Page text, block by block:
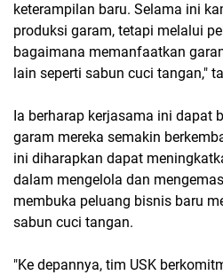
keterampilan baru. Selama ini
produksi garam, tetapi melalui
bagaimana memanfaatkan
lain seperti sabun cuci tangan,"
Ia berharap kerjasama ini dapat
garam mereka semakin
ini diharapkan dapat
dalam mengelola dan
membuka peluang bisnis baru
sabun cuci tangan.
"Ke depannya, tim USK